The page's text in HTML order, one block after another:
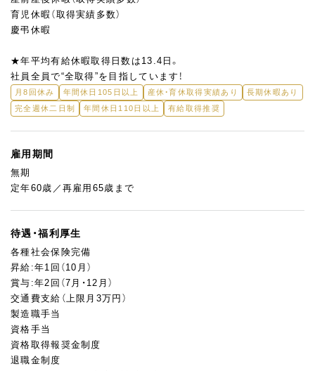
育児休暇（取得実績多数）
慶弔休暇
★年平均有給休暇取得日数は13.4日。
社員全員で“全取得”を目指しています！
月8回休み 年間休日105日以上 産休・育休取得実績あり
長期休暇あり
完全週休二日制
年間休日110日以上 有給取得推奨
雇用期間
無期
定年60歳／再雇用65歳まで
待遇・福利厚生
各種社会保険完備
昇給:年1回（10月）
賞与:年2回（7月・12月）
交通費支給（上限月3万円）
製造職手当
資格手当
資格取得報奨金制度
退職金制度